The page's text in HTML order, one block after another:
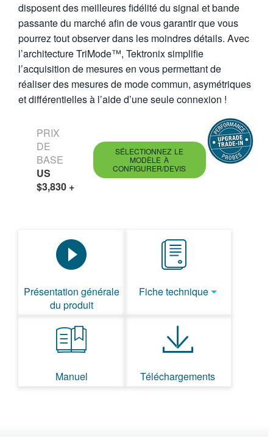
disposent des meilleures fidélité du signal et bande
passante du marché afin de vous garantir que vous
pourrez tout observer dans les moindres détails. Avec
l’architecture TriMode™, Tektronix simplifie
l’acquisition de mesures en vous permettant de
réaliser des mesures de mode commun, asymétriques
et différentielles à l’aide d’une seule connexion !
PRIX
DE
BASE
US
$3,830 +
SÉLECTIONNEZ LE
MODÈLE À
CONFIGURER/DEVIS
Présentation générale
du produit
Fiche technique
Manuel Téléchargements